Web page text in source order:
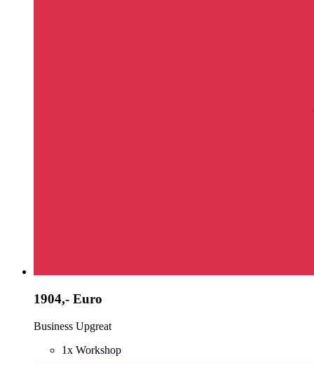
1904,- Euro
Business Upgreat
1x Workshop